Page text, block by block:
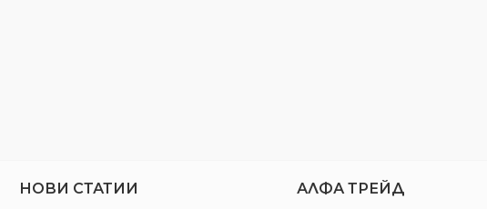
НОВИ СТАТИИ АЛФА ТРЕЙД